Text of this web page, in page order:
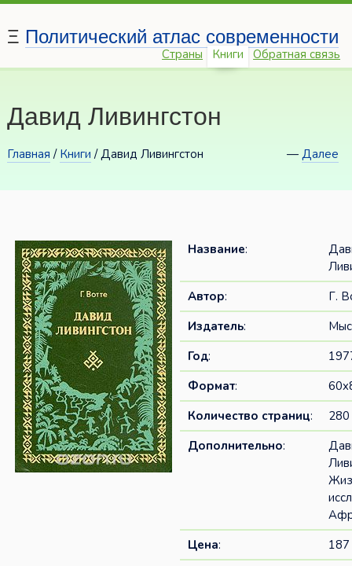
Ξ Политический атлас современности
Страны Книги Обратная связь
Давид Ливингстон
Главная / —Далее
Книги / Давид Ливингстон
Название:
Автор:
Г.
Издатель:
Год:
Формат:
Количество страниц:
280
Дополнительно:
Цена:
187